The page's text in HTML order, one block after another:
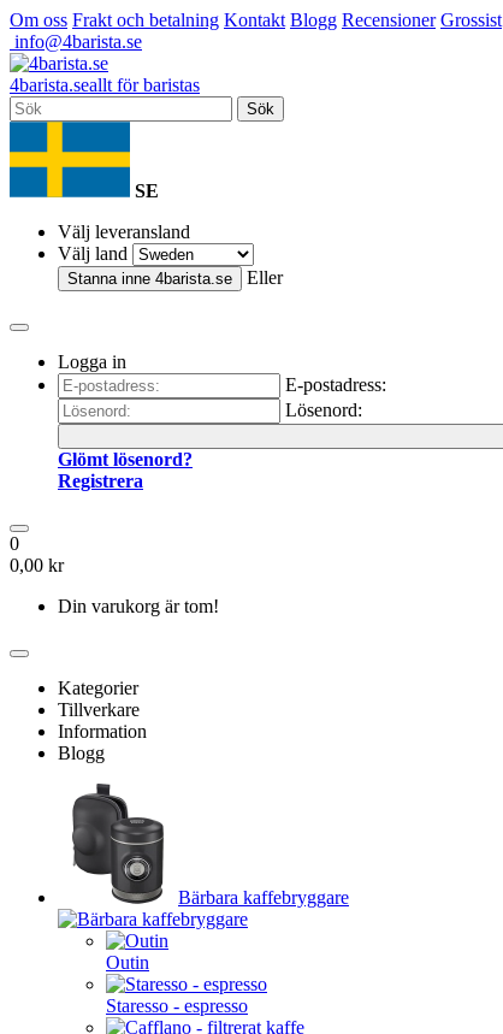
Om oss Frakt och betalning Kontakt Blogg Recensioner Grossist
info@4barista.se
4barista.seallt för baristas
Sök
SE
Välj leveransland
Välj land
Stanna inne 4barista.se Eller
Logga in
E-postadress:
Lösenord:
Glömt lösenord?
Registrera
0
0,00 kr
Din varukorg är tom!
Kategorier
Tillverkare
Information
Blogg
Bärbara kaffebryggare
Outin
Staresso - espresso